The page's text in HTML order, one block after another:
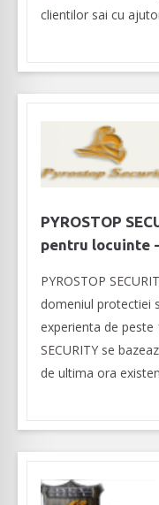
clientilor sai cu
PYROSTOP
pentru locuinte
PYROSTOP
domeniul protectiei
experienta de peste
SECURITY se
de ultima ora